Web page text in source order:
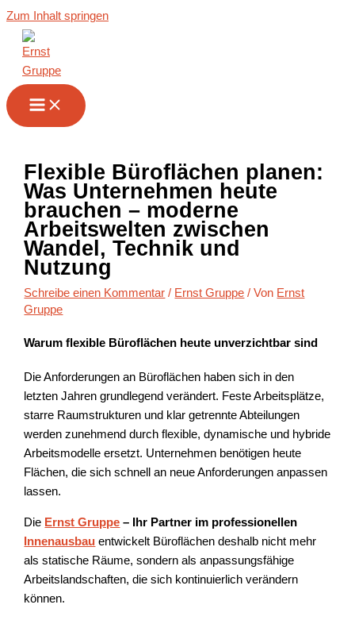
Zum Inhalt springen
Flexible Büroflächen planen:
Was Unternehmen heute
brauchen – moderne
Arbeitswelten zwischen
Wandel, Technik und
Nutzung
Schreibe einen Kommentar / Ernst Gruppe / Von Ernst
Gruppe
Warum flexible Büroflächen heute unverzichtbar sind
Die Anforderungen an Büroflächen haben sich in den
letzten Jahren grundlegend verändert. Feste Arbeitsplätze,
starre Raumstrukturen und klar getrennte Abteilungen
werden zunehmend durch flexible, dynamische und hybride
Arbeitsmodelle ersetzt. Unternehmen benötigen heute
Flächen, die sich schnell an neue Anforderungen anpassen
lassen.
Die Ernst Gruppe – Ihr Partner im professionellen
Innenausbau entwickelt Büroflächen deshalb nicht mehr
als statische Räume, sondern als anpassungsfähige
Arbeitslandschaften, die sich kontinuierlich verändern
können.